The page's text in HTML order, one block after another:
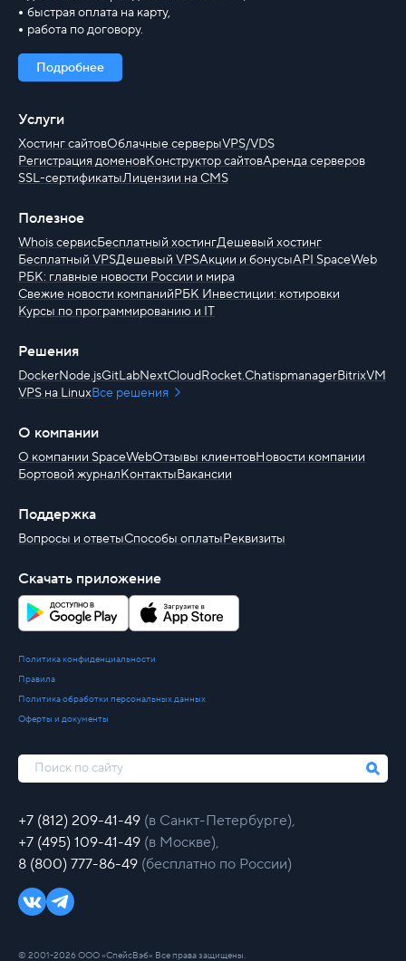
быстрая оплата на карту,
работа по договору.
Подробнее
Услуги
Хостинг сайтовОблачные серверыVPS/VDS
Регистрация доменовКонструктор сайтовАренда серверов
SSL-сертификатыЛицензии на CMS
Полезное
Whois сервисБесплатный хостингДешевый хостинг
Бесплатный VPSДешевый VPSАкции и бонусыAPI SpaceWeb
РБК: главные новости России и мира
Свежие новости компанийРБК Инвестиции: котировки
Курсы по программированию и IT
Решения
DockerNode.jsGitLabNextCloudRocket.ChatispmanagerBitrixVM
VPS на LinuxВсе решения
О компании
О компании SpaceWebОтзывы клиентовНовости компании
Бортовой журналКонтактыВакансии
Поддержка
Вопросы и ответыСпособы оплатыРеквизиты
Скачать приложение
Политика конфиденциальности
Правила
Политика обработки персональных данных
Оферты и документы
+7 (812) 209-41-49 (в Санкт-Петербурге),
+7 (495) 109-41-49 (в Москве),
8 (800) 777-86-49 (бесплатно по России)
© 2001-2026 ООО «СпейсВэб» Все права защищены.